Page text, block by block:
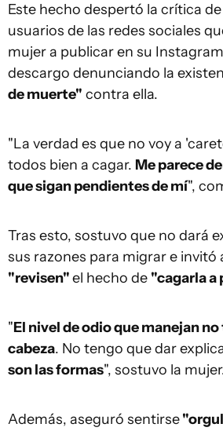
Este hecho despertó la crítica
usuarios de las redes sociales
mujer a publicar en su
descargo denunciando la
de muerte" contra ella.
"La verdad es que no voy a
todos bien a cagar. Me parece
que sigan pendientes de mí",
Tras esto, sostuvo que no dará
sus razones para migrar e invitó
"revisen"el hecho de "cagarla a
"El nivel de odio que manejan
cabeza. No tengo que dar
son las formas", sostuvo la
Además, aseguró sentirse